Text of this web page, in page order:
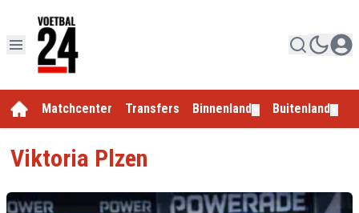
Matchcenter Transfers Binnenland Buitenland
Viktoria Plzen